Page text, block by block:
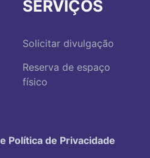
SERVIÇOS
Solicitar divulgação
Reserva de espaço
físico
Política de Privacidade